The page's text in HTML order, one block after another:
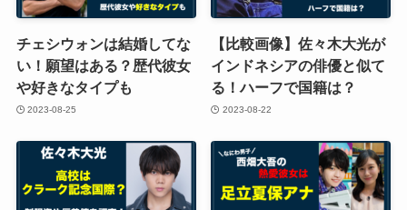
チェシウォンは結婚してな
い！願望はある？歴代彼女
や好きなタイプも
2023-08-25
【比較画像】佐々木大光が
インドネシアの俳優と似て
る！ハーフで国籍は？
2023-08-22